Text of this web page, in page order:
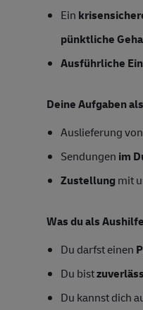
Ein
pünktliche
Ausführliche
Deine Aufgaben
Auslieferung von
Sendungen im
Zustellung mit
Was du als
Du darfst einen
Du bist
Du kannst dich